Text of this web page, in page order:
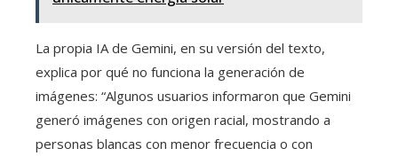
La propia IA de Gemini, en su versión del texto,
explica por qué no funciona la generación de
imágenes: “Algunos usuarios informaron que Gemini
generó imágenes con origen racial, mostrando a
personas blancas con menor frecuencia o con